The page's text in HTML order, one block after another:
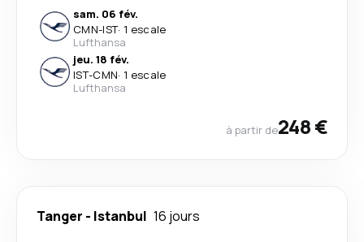
sam. 06 fév.
CMN-IST· 1 escale
Lufthansa
jeu. 18 fév.
IST-CMN· 1 escale
Lufthansa
à partir de248 €
Tanger - Istanbul 16 jours